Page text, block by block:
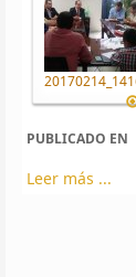
PUBLICADO EN
Leer más ...